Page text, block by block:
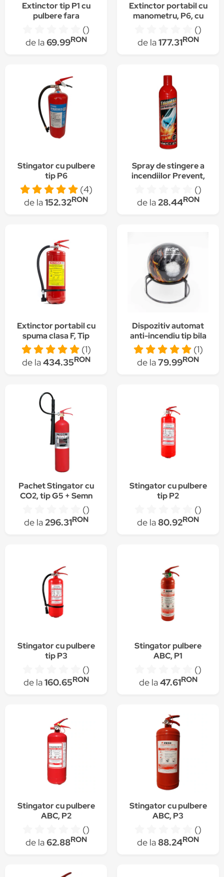
Extinctor tip P1 cu
pulbere fara
manometru 1kg()
de la69.99RON
Extinctor portabil cu
manometru, P6, cu
pulbere ABC, Tianbo,
6 kg + Autocolant A6
()
de la177.31RON
Stingator cu pulbere
tip P6
(4)
de la152.32RON
Spray de stingere a
incendiilor Prevent,
()
de la28.44RON
Extinctor portabil cu
spuma clasa F, Tip
SM6, 6 kg (1)
de la434.35RON
Dispozitiv automat
anti-incendiu tip bila
Escape 1.3 kg(1)
de la79.99RON
Pachet Stingator cu
CO2, tip G5 + Semn
()
de la296.31RON
Stingator cu pulbere
tip P2
()
de la 80.92RON
Stingator cu pulbere
tip P3
()
de la160.65RON
Stingator pulbere
ABC, P1
()
de la47.61RON
Stingator cu pulbere
ABC, P2
()
de la62.88RON
Stingator cu pulbere
ABC, P3
()
de la 88.24RON